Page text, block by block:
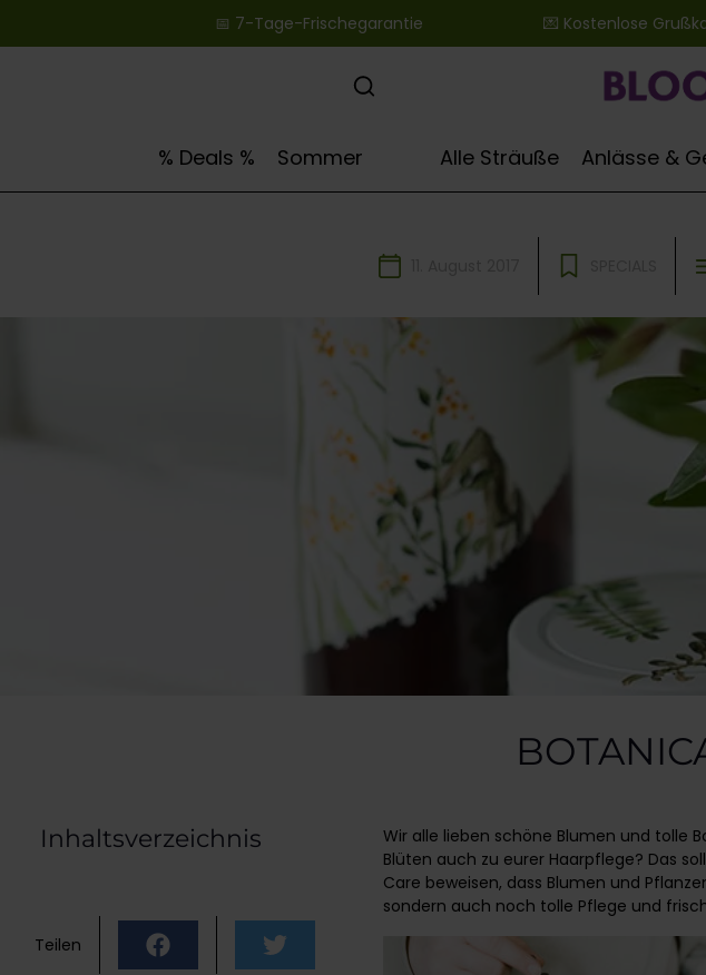
Zur Hauptnavigation springen
📅 7-Tage-Frischegarantie ‎ ‎ ‎ ‎ ‎ ‎ ‎ ‎ ‎ ‎ ‎ ‎ ‎ ‎ ‎ ‎ ‎ ‎ ‎ ‎ ‎ ‎ ‎ ‎ ‎ ‎ 💌 Kostenlose
% Deals % Sommer Alle Sträuße Anlässe &
Inhaltsverzeichnis
Teilen
Wir alle lieben schöne Blumen und tolle
Blüten auch zu eurer Haarpflege? Das
Care beweisen, dass Blumen und
sondern auch noch tolle Pflege und